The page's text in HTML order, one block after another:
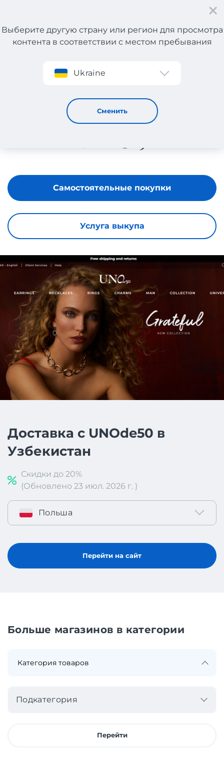
Регистрация
Выберите другую страну или регион для просмотра
контента в соответствии с местом пребывания
Ukraine
Сменить
UNOde50
Услуга выкупа
Самостоятельные покупки
Доставка с UNOde50 в
Узбекистан
Скидки до 20%
(Обновлено 23 июл. 2026 г. )
Польша
Перейти на сайт
Больше магазинов в категории
Подкатегория
Перейти